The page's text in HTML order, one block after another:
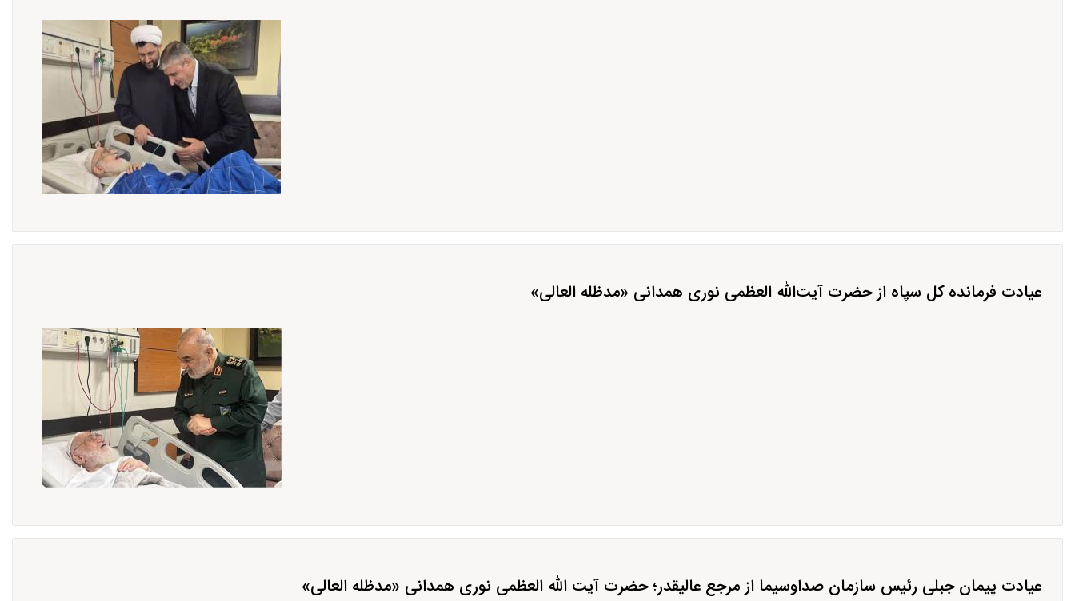
عیادت فرمانده کل سپاه از حضرت آیت‌الله العظمی نوری همدانی «مدظله العالی»
عیادت پیمان جبلی رئیس سازمان صداوسیما از مرجع عالیقدر؛ حضرت آیت الله العظمی نوری همدانی «مدظله العالی»